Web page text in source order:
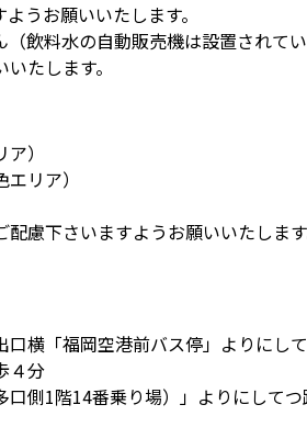
うお願いいたします。
飲料水の自動販売機は設置されてい
たします。
）
リア）
慮下さいますようお願いいたします
口横「福岡空港前バス停」よりに
４分
口側1階14番乗り場）」よりにして